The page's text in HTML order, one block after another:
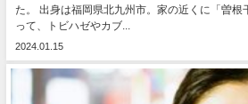
た。 出身は福岡県北九州市。家の近くに「曽根
って、トビハゼやカブ...
2024.01.15